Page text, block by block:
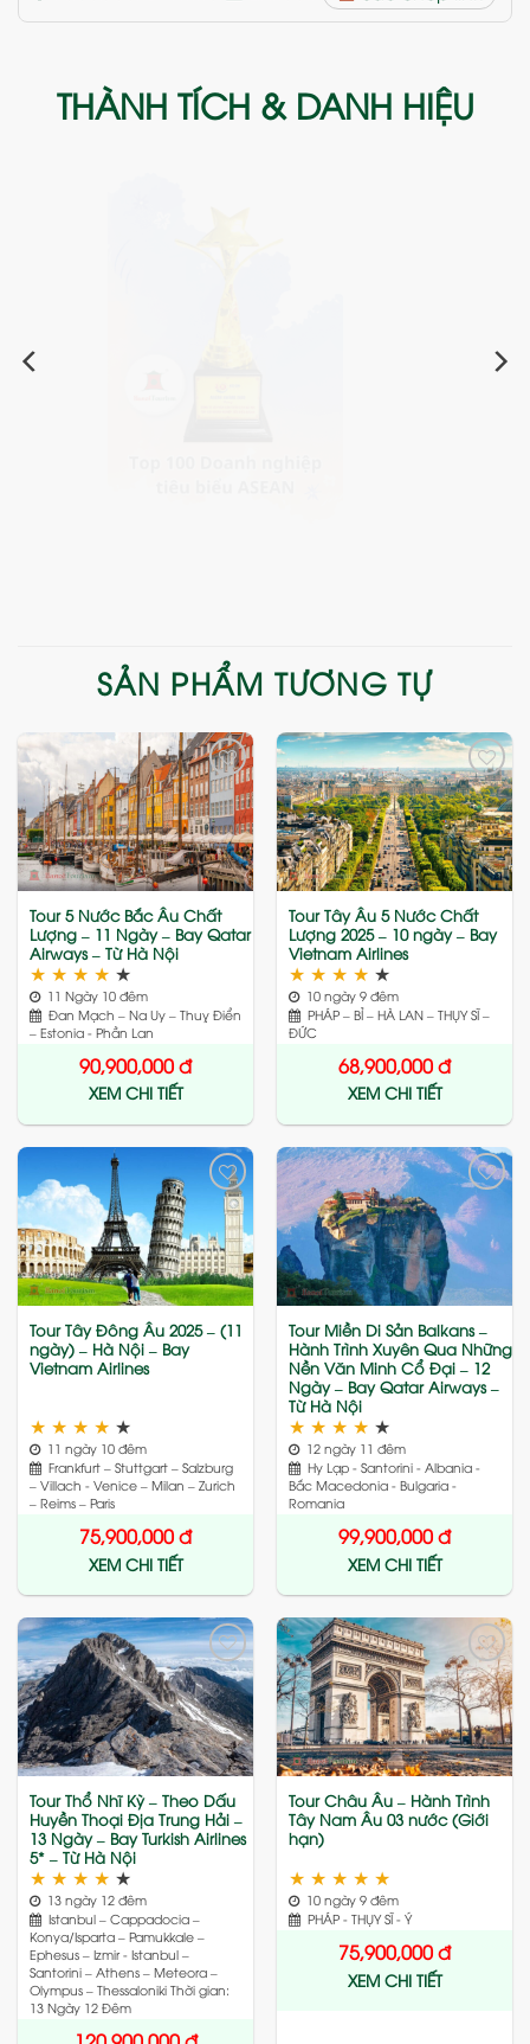
THÀNH TÍCH & DANH HIỆU
SẢN PHẨM TƯƠNG TỰ
Add
to
wishlist
Tour 5 Nước Bắc Âu Chất
Lượng – 11 Ngày – Bay Qatar
Airways – Từ Hà Nội
★ ★ ★ ★ ★
11 Ngày 10 đêm
Đan Mạch – Na Uy – Thuỵ Điển
– Estonia - Phần Lan
90,900,000đ
XEM CHI TIẾT
Add
to
wishlist
Tour Tây Âu 5 Nước Chất
Lượng 2025 – 10 ngày – Bay
Vietnam Airlines
★ ★ ★ ★ ★
10 ngày 9 đêm
PHÁP – BỈ – HÀ LAN – THỤY SĨ –
ĐỨC
68,900,000đ
XEM CHI TIẾT
Add
to
wishlist
Tour Tây Đông Âu 2025 – (11
ngày) – Hà Nội – Bay
Vietnam Airlines
★ ★ ★ ★ ★
11 ngày 10 đêm
Frankfurt – Stuttgart – Salzburg
– Villach - Venice – Milan – Zurich
– Reims – Paris
75,900,000đ
XEM CHI TIẾT
Add
to
wishlist
Tour Miền Di Sản Balkans –
Hành Trình Xuyên Qua Những
Nền Văn Minh Cổ Đại – 12
Ngày – Bay Qatar Airways –
Từ Hà Nội
★ ★ ★ ★ ★
12 ngày 11 đêm
Hy Lạp - Santorini - Albania -
Bắc Macedonia - Bulgaria -
Romania
99,900,000đ
XEM CHI TIẾT
Add
to
wishlist
Tour Thổ Nhĩ Kỳ – Theo Dấu
Huyền Thoại Địa Trung Hải –
13 Ngày – Bay Turkish Airlines
5* – Từ Hà Nội
★ ★ ★ ★ ★
13 ngày 12 đêm
Istanbul – Cappadocia –
Konya/Isparta – Pamukkale –
Ephesus – Izmir - Istanbul –
Santorini – Athens – Meteora –
Olympus – Thessaloniki Thời gian:
13 Ngày 12 Đêm
Add
to
wishlist
Tour Châu Âu – Hành Trình
Tây Nam Âu 03 nước (Giới
hạn)
★ ★ ★ ★ ★
10 ngày 9 đêm
PHÁP - THỤY SĨ - Ý
75,900,000đ
XEM CHI TIẾT